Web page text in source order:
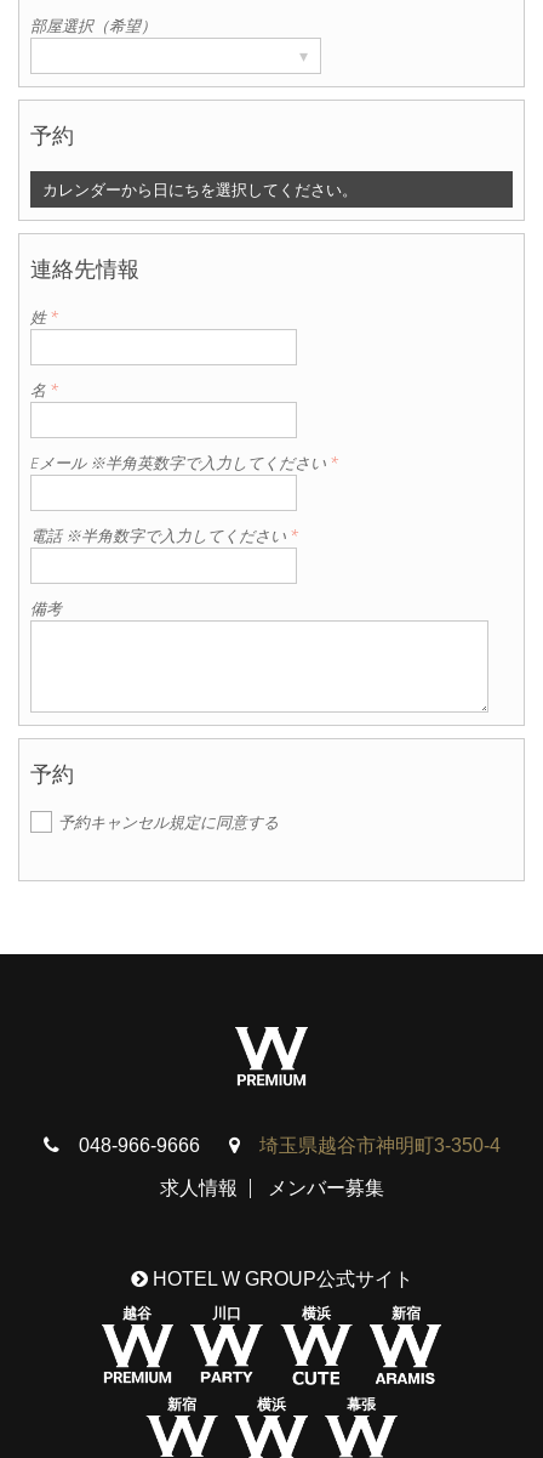
部屋選択（希望）
▾
予約
カレンダーから日にちを選択してください。
連絡先情報
姓*
名 *
Eメール ※半角英数字で入力してください *
電話 ※半角数字で入力してください *
備考
予約
予約キャンセル規定に同意する
048-966-9666 埼玉県越谷市神明町3-350-4
求人情報 メンバー募集
HOTEL W GROUP公式サイト
越谷 川口 横浜 新宿
新宿 横浜 幕張